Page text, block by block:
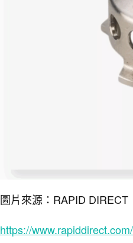
圖片來源：RAPID DIRECT
https://